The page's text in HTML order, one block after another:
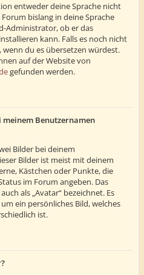
entweder deine Sprache nicht
bislang in deine Sprache
Administrator, ob er das
kann. Falls es noch nicht
du es übersetzen würdest.
auf der Website von
gefunden werden.
Benutzernamen
Bilder bei deinem
Bilder ist meist mit deinem
Kästchen oder Punkte, die
im Forum angeben. Das
als „Avatar“ bezeichnet. Es
ein persönliches Bild, welches
ist.